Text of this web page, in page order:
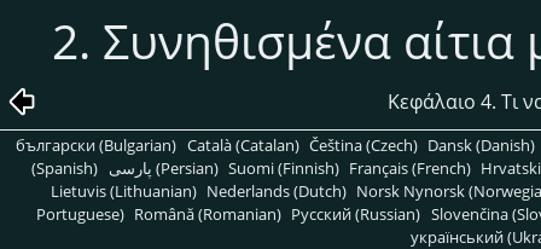
2. Συνηθισμένα
Κεφάλαιο 4. Τι
български (Bulgarian) Català (Catalan) Čeština (Czech) Dansk (Danish)
(Spanish)
پارسی (Persian) Suomi (Finnish) Français (French)
Lietuvis (Lithuanian) Nederlands (Dutch) Norsk Nynorsk
Portuguese) Română (Romanian) Pусский (Russian) Slovenčina
український